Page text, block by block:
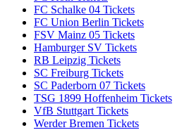
FC Schalke 04 Tickets
FC Union Berlin Tickets
FSV Mainz 05 Tickets
Hamburger SV Tickets
RB Leipzig Tickets
SC Freiburg Tickets
SC Paderborn 07 Tickets
TSG 1899 Hoffenheim Tickets
VfB Stuttgart Tickets
Werder Bremen Tickets